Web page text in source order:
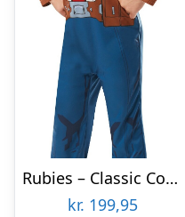
Rubies – Classic Costume – Captain America (104 Cm)
kr. 199,95